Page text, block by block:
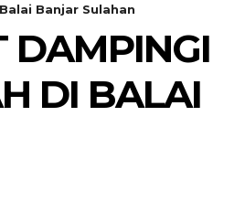
Banjar Sulahan
DAMPINGI
DI BALAI